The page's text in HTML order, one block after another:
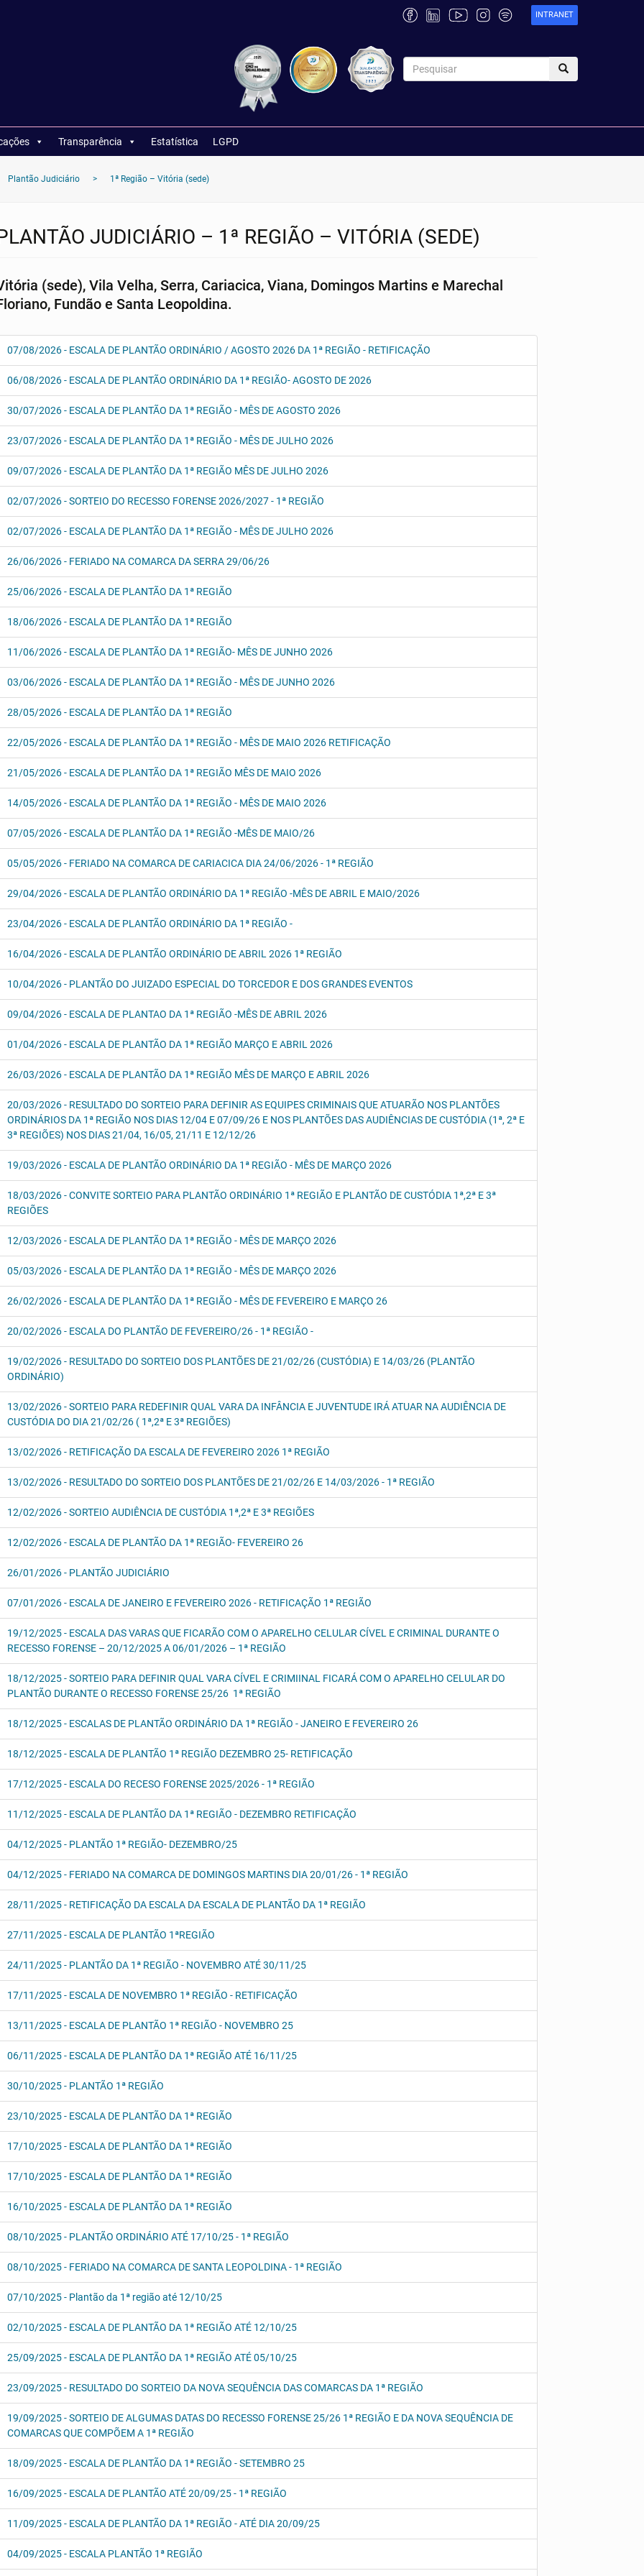
INTRANET
Transparência Estatística LGPD
Plantão Judiciário > 1ª Região – Vitória (sede)
JUDICIÁRIO – 1ª REGIÃO – VITÓRIA (SEDE)
(sede), Vila Velha, Serra, Cariacica, Viana, Domingos Martins e Marechal
Fundão e Santa Leopoldina.
07/08/2026 - ESCALA DE PLANTÃO ORDINÁRIO / AGOSTO 2026 DA 1ª REGIÃO - RETIFICAÇÃO
06/08/2026 - ESCALA DE PLANTÃO ORDINÁRIO DA 1ª REGIÃO- AGOSTO DE 2026
30/07/2026 - ESCALA DE PLANTÃO DA 1ª REGIÃO - MÊS DE AGOSTO 2026
23/07/2026 - ESCALA DE PLANTÃO DA 1ª REGIÃO - MÊS DE JULHO 2026
09/07/2026 - ESCALA DE PLANTÃO DA 1ª REGIÃO MÊS DE JULHO 2026
02/07/2026 - SORTEIO DO RECESSO FORENSE 2026/2027 - 1ª REGIÃO
02/07/2026 - ESCALA DE PLANTÃO DA 1ª REGIÃO - MÊS DE JULHO 2026
26/06/2026 - FERIADO NA COMARCA DA SERRA 29/06/26
25/06/2026 - ESCALA DE PLANTÃO DA 1ª REGIÃO
18/06/2026 - ESCALA DE PLANTÃO DA 1ª REGIÃO
11/06/2026 - ESCALA DE PLANTÃO DA 1ª REGIÃO- MÊS DE JUNHO 2026
03/06/2026 - ESCALA DE PLANTÃO DA 1ª REGIÃO - MÊS DE JUNHO 2026
28/05/2026 - ESCALA DE PLANTÃO DA 1ª REGIÃO
22/05/2026 - ESCALA DE PLANTÃO DA 1ª REGIÃO - MÊS DE MAIO 2026 RETIFICAÇÃO
21/05/2026 - ESCALA DE PLANTÃO DA 1ª REGIÃO MÊS DE MAIO 2026
14/05/2026 - ESCALA DE PLANTÃO DA 1ª REGIÃO - MÊS DE MAIO 2026
07/05/2026 - ESCALA DE PLANTÃO DA 1ª REGIÃO -MÊS DE MAIO/26
05/05/2026 - FERIADO NA COMARCA DE CARIACICA DIA 24/06/2026 - 1ª REGIÃO
29/04/2026 - ESCALA DE PLANTÃO ORDINÁRIO DA 1ª REGIÃO -MÊS DE ABRIL E MAIO/2026
23/04/2026 - ESCALA DE PLANTÃO ORDINÁRIO DA 1ª REGIÃO -
16/04/2026 - ESCALA DE PLANTÃO ORDINÁRIO DE ABRIL 2026 1ª REGIÃO
10/04/2026 - PLANTÃO DO JUIZADO ESPECIAL DO TORCEDOR E DOS GRANDES EVENTOS
09/04/2026 - ESCALA DE PLANTAO DA 1ª REGIÃO -MÊS DE ABRIL 2026
01/04/2026 - ESCALA DE PLANTÃO DA 1ª REGIÃO MARÇO E ABRIL 2026
26/03/2026 - ESCALA DE PLANTÃO DA 1ª REGIÃO MÊS DE MARÇO E ABRIL 2026
20/03/2026 - RESULTADO DO SORTEIO PARA DEFINIR AS EQUIPES CRIMINAIS QUE ATUARÃO NOS PLANTÕES
ORDINÁRIOS DA 1ª REGIÃO NOS DIAS 12/04 E 07/09/26 E NOS PLANTÕES DAS AUDIÊNCIAS DE CUSTÓDIA (1ª, 2ª E
3ª REGIÕES) NOS DIAS 21/04, 16/05, 21/11 E 12/12/26
19/03/2026 - ESCALA DE PLANTÃO ORDINÁRIO DA 1ª REGIÃO - MÊS DE MARÇO 2026
18/03/2026 - CONVITE SORTEIO PARA PLANTÃO ORDINÁRIO 1ª REGIÃO E PLANTÃO DE CUSTÓDIA 1ª,2ª E 3ª
REGIÕES
12/03/2026 - ESCALA DE PLANTÃO DA 1ª REGIÃO - MÊS DE MARÇO 2026
05/03/2026 - ESCALA DE PLANTÃO DA 1ª REGIÃO - MÊS DE MARÇO 2026
26/02/2026 - ESCALA DE PLANTÃO DA 1ª REGIÃO - MÊS DE FEVEREIRO E MARÇO 26
20/02/2026 - ESCALA DO PLANTÃO DE FEVEREIRO/26 - 1ª REGIÃO -
19/02/2026 - RESULTADO DO SORTEIO DOS PLANTÕES DE 21/02/26 (CUSTÓDIA) E 14/03/26 (PLANTÃO
ORDINÁRIO)
13/02/2026 - SORTEIO PARA REDEFINIR QUAL VARA DA INFÂNCIA E JUVENTUDE IRÁ ATUAR NA AUDIÊNCIA DE
CUSTÓDIA DO DIA 21/02/26 ( 1ª,2ª E 3ª REGIÕES)
13/02/2026 - RETIFICAÇÃO DA ESCALA DE FEVEREIRO 2026 1ª REGIÃO
13/02/2026 - RESULTADO DO SORTEIO DOS PLANTÕES DE 21/02/26 E 14/03/2026 - 1ª REGIÃO
12/02/2026 - SORTEIO AUDIÊNCIA DE CUSTÓDIA 1ª,2ª E 3ª REGIÕES
12/02/2026 - ESCALA DE PLANTÃO DA 1ª REGIÃO- FEVEREIRO 26
26/01/2026 - PLANTÃO JUDICIÁRIO
07/01/2026 - ESCALA DE JANEIRO E FEVEREIRO 2026 - RETIFICAÇÃO 1ª REGIÃO
19/12/2025 - ESCALA DAS VARAS QUE FICARÃO COM O APARELHO CELULAR CÍVEL E CRIMINAL DURANTE O
RECESSO FORENSE – 20/12/2025 A 06/01/2026 – 1ª REGIÃO
18/12/2025 - SORTEIO PARA DEFINIR QUAL VARA CÍVEL E CRIMIINAL FICARÁ COM O APARELHO CELULAR DO
PLANTÃO DURANTE O RECESSO FORENSE 25/26 1ª REGIÃO
18/12/2025 - ESCALAS DE PLANTÃO ORDINÁRIO DA 1ª REGIÃO - JANEIRO E FEVEREIRO 26
18/12/2025 - ESCALA DE PLANTÃO 1ª REGIÃO DEZEMBRO 25- RETIFICAÇÃO
17/12/2025 - ESCALA DO RECESO FORENSE 2025/2026 - 1ª REGIÃO
11/12/2025 - ESCALA DE PLANTÃO DA 1ª REGIÃO - DEZEMBRO RETIFICAÇÃO
04/12/2025 - PLANTÃO 1ª REGIÃO- DEZEMBRO/25
04/12/2025 - FERIADO NA COMARCA DE DOMINGOS MARTINS DIA 20/01/26 - 1ª REGIÃO
28/11/2025 - RETIFICAÇÃO DA ESCALA DA ESCALA DE PLANTÃO DA 1ª REGIÃO
27/11/2025 - ESCALA DE PLANTÃO 1ªREGIÃO
24/11/2025 - PLANTÃO DA 1ª REGIÃO - NOVEMBRO ATÉ 30/11/25
17/11/2025 - ESCALA DE NOVEMBRO 1ª REGIÃO - RETIFICAÇÃO
13/11/2025 - ESCALA DE PLANTÃO 1ª REGIÃO - NOVEMBRO 25
06/11/2025 - ESCALA DE PLANTÃO DA 1ª REGIÃO ATÉ 16/11/25
30/10/2025 - PLANTÃO 1ª REGIÃO
23/10/2025 - ESCALA DE PLANTÃO DA 1ª REGIÃO
17/10/2025 - ESCALA DE PLANTÃO DA 1ª REGIÃO
17/10/2025 - ESCALA DE PLANTÃO DA 1ª REGIÃO
16/10/2025 - ESCALA DE PLANTÃO DA 1ª REGIÃO
08/10/2025 - PLANTÃO ORDINÁRIO ATÉ 17/10/25 - 1ª REGIÃO
08/10/2025 - FERIADO NA COMARCA DE SANTA LEOPOLDINA - 1ª REGIÃO
07/10/2025 - Plantão da 1ª região até 12/10/25
02/10/2025 - ESCALA DE PLANTÃO DA 1ª REGIÃO ATÉ 12/10/25
25/09/2025 - ESCALA DE PLANTÃO DA 1ª REGIÃO ATÉ 05/10/25
23/09/2025 - RESULTADO DO SORTEIO DA NOVA SEQUÊNCIA DAS COMARCAS DA 1ª REGIÃO
19/09/2025 - SORTEIO DE ALGUMAS DATAS DO RECESSO FORENSE 25/26 1ª REGIÃO E DA NOVA SEQUÊNCIA DE
COMARCAS QUE COMPÕEM A 1ª REGIÃO
18/09/2025 - ESCALA DE PLANTÃO DA 1ª REGIÃO - SETEMBRO 25
16/09/2025 - ESCALA DE PLANTÃO ATÉ 20/09/25 - 1ª REGIÃO
11/09/2025 - ESCALA DE PLANTÃO DA 1ª REGIÃO - ATÉ DIA 20/09/25
04/09/2025 - ESCALA PLANTÃO 1ª REGIÃO